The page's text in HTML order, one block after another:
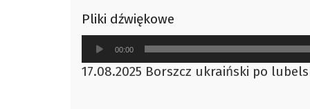
Pliki dźwiękowe
Odtwarzacz
plików
dźwiękowych
00:00
17.08.2025 Borszcz ukraiński po